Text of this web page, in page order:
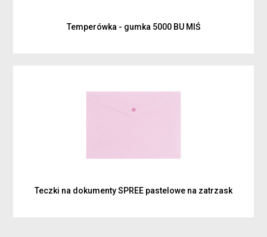
Temperówka - gumka 5000 BU MIŚ
Teczki na dokumenty SPREE pastelowe na zatrzask